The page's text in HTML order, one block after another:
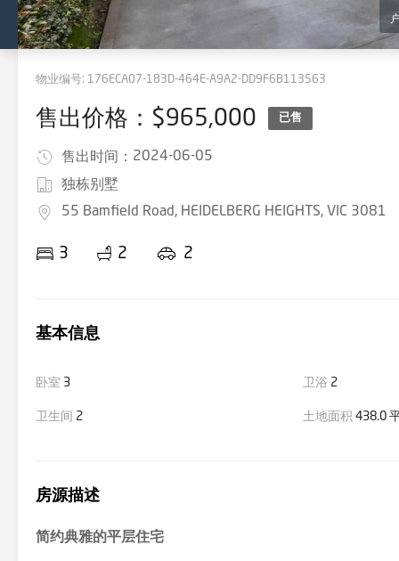
物业编号: 176ECA07-183D-464E-A9A2-DD9F6B113563
售出价格：$965,000 已售
售出时间： 2024-06-05
独栋别墅
55 Bamfield Road, HEIDELBERG HEIGHTS, VIC 3081
3 2 2
基本信息
卧室 3 卫浴 2
卫生间 2 土地面积 438.0
房源描述
简约典雅的平层住宅